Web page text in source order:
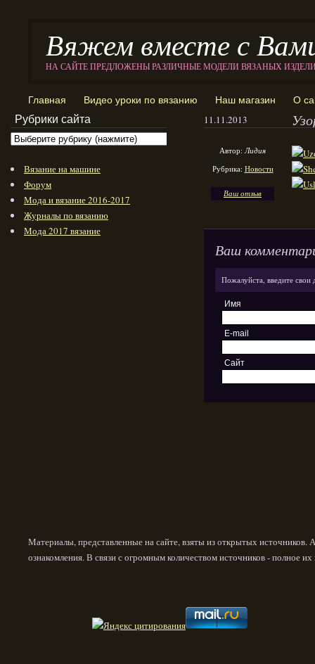
Вяжем вместе с
НА САЙТЕ ПРЕДЛОЖЕНЫ РАЗЛИЧНЫЕ МОДЕЛИ ВЯЗАНЫХ
Главная Видео уроки по вязанию Наш магазин О
11.11.2013
Автор:Лидия
Рубрика: Новости
Ваш отзыв
Ваш
Пожалуйста, введите
Имя
E-mail
Сайт
Рубрики сайта
Вязание на машине
Форум
Мода и вязание 2016-2017
Журналы по вязанию
Мода 2017 вязание
Материалы, представленные на сайте, взяты из открытых
ознакомления. В связи с огромным количеством источников - полное